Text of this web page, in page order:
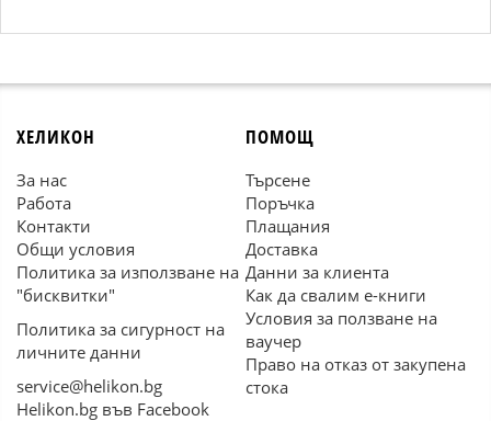
ХЕЛИКОН
За нас
Работа
Контакти
Общи условия
Политика за използване на
"бисквитки"
Политика за сигурност на
личните данни
service@helikon.bg
Helikon.bg във Facebook
ПОМОЩ
Търсене
Поръчка
Плащания
Доставка
Данни за клиента
Как да свалим е-книги
Условия за ползване на
ваучер
Право на отказ от закупена
стока